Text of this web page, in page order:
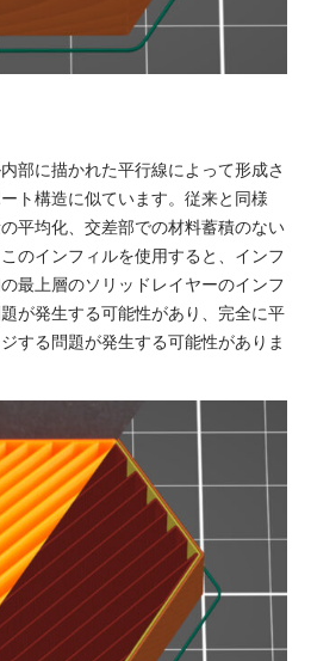
部に描かれた平行線によって形成さ
ト構造に似ています。従来と同様
平均化、交差部での材料蓄積のない
のインフィルを使用すると、インフ
最上層のソリッドレイヤーのインフ
が発生する可能性があり、完全に平
する問題が発生する可能性がありま